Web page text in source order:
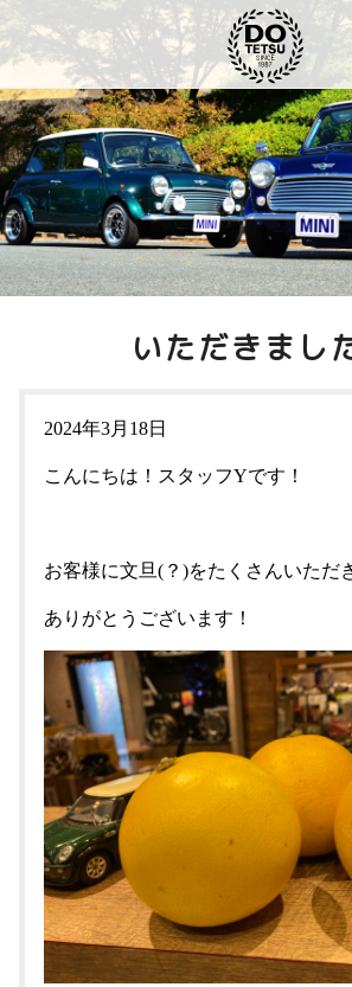
いただきまし
2024年3月18日
こんにちは！スタッフYです！
お客様に文旦(？)をたくさんいただ
ありがとうございます！